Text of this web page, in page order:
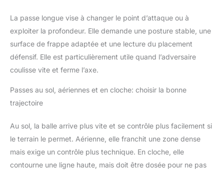
La passe longue vise à changer le point d’attaque ou à
exploiter la profondeur. Elle demande une posture stable, une
surface de frappe adaptée et une lecture du placement
défensif. Elle est particulièrement utile quand l’adversaire
coulisse vite et ferme l’axe.
Passes au sol, aériennes et en cloche: choisir la bonne
trajectoire
Au sol, la balle arrive plus vite et se contrôle plus facilement si
le terrain le permet. Aérienne, elle franchit une zone dense
mais exige un contrôle plus technique. En cloche, elle
contourne une ligne haute, mais doit être dosée pour ne pas